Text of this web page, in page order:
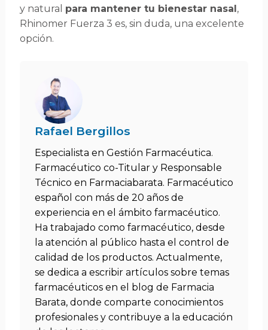
y natural para mantener tu bienestar nasal,
Rhinomer Fuerza 3 es, sin duda, una excelente
opción.
Rafael Bergillos
Especialista en Gestión Farmacéutica.
Farmacéutico co-Titular y Responsable
Técnico en Farmaciabarata. Farmacéutico
español con más de 20 años de
experiencia en el ámbito farmacéutico.
Ha trabajado como farmacéutico, desde
la atención al público hasta el control de
calidad de los productos. Actualmente,
se dedica a escribir artículos sobre temas
farmacéuticos en el blog de Farmacia
Barata, donde comparte conocimientos
profesionales y contribuye a la educación